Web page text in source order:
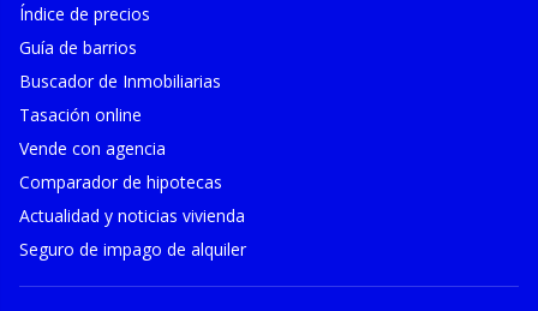
Índice de precios
Guía de barrios
Buscador de Inmobiliarias
Tasación online
Vende con agencia
Comparador de hipotecas
Actualidad y noticias vivienda
Seguro de impago de alquiler